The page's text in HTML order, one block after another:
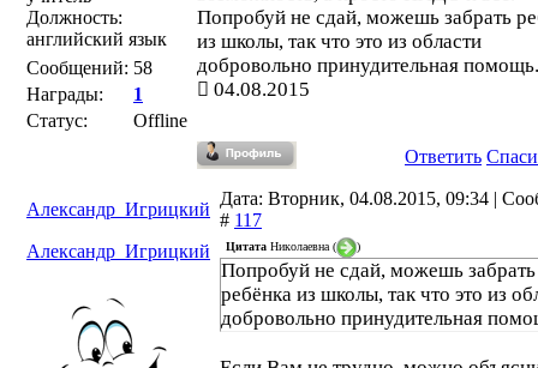
Должность:
английский язык
Сообщений: 58
Награды:
1
Статус:
Offline
Попробуй не сдай, можешь забрать
из школы, так что это из области
добровольно принудительная помощь.
04.08.2015
Ответить
Александр_Игрицкий
Дата: Вторник, 04.08.2015, 09:34 |
# 117
Александр_Игрицкий
Цитата Николаевна ( )
Попробуй не сдай, можешь забрать
ребёнка из школы, так что это из
добровольно принудительная